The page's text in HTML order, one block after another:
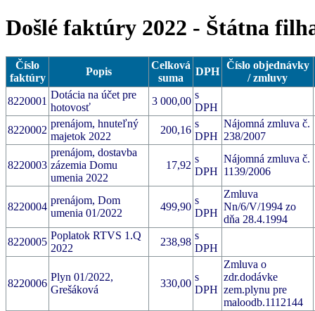
Došlé faktúry 2022 - Štátna
Číslo
faktúry
Popis
Celková
suma
DPH
Číslo objednávky
/ zmluvy
8220001
Dotácia na účet pre
hotovosť
3 000,00
s
DPH
8220002
prenájom, hnuteľný
majetok 2022
200,16
s
DPH
Nájomná zmluva č.
238/2007
8220003
prenájom, dostavba
zázemia Domu
umenia 2022
17,92
s
DPH
Nájomná zmluva č.
1139/2006
8220004
prenájom, Dom
umenia 01/2022
499,90
s
DPH
Zmluva
Nn/6/V/1994 zo
dňa 28.4.1994
8220005
Poplatok RTVS 1.Q
2022
238,98
s
DPH
8220006
Plyn 01/2022,
Grešáková
330,00
s
DPH
Zmluva o
zdr.dodávke
zem.plynu pre
maloodb.1112144